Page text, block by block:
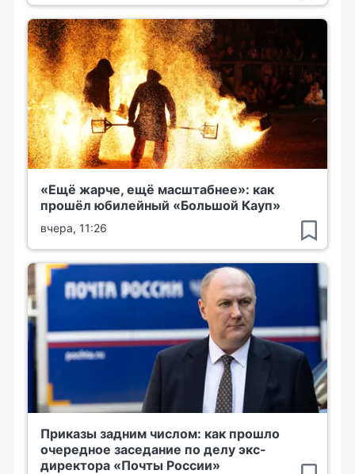
«Ещё жарче, ещё масштабнее»: как
прошёл юбилейный «Большой Кауп»
вчера, 11:26
Приказы задним числом: как прошло
очередное заседание по делу экс-
директора «Почты России»